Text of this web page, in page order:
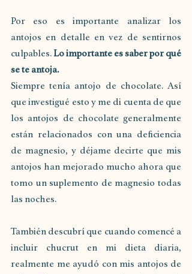
Por eso es importante analizar los
antojos en detalle en vez de sentirnos
culpables. Lo importante es saber por qué
se te antoja.
Siempre tenía antojo de chocolate. Así
que investigué esto y me di cuenta de que
los antojos de chocolate generalmente
están relacionados con una deficiencia
de magnesio, y déjame decirte que mis
antojos han mejorado mucho ahora que
tomo un suplemento de magnesio todas
las noches.
También descubrí que cuando comencé a
incluir chucrut en mi dieta diaria,
realmente me ayudó con mis antojos de